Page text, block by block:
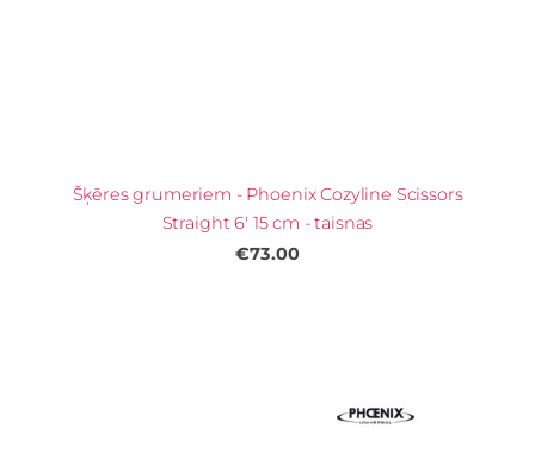
Šķēres grumeriem - Phoenix Cozyline Scissors
Straight 6' 15 cm - taisnas
€73.00